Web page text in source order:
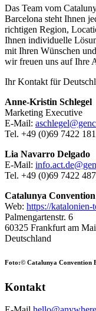
Das Team vom
Barcelona steht Ihnen
richtigen Region,
Ihnen individuelle
mit Ihren Wünschen
wir freuen uns auf Ihre
Ihr Kontakt für
Anne-Kristin Schlegel
Marketing Executive
E-Mail:
Tel. +49 (0)69 7422
Lia Navarro Delgado
E-Mail:
Tel. +49 (0)69 7422
Catalunya
Web: https://katalonien-
Palmengartenstr. 6
60325 Frankfurt am
Deutschland
Foto:© Catalunya Convention
Kontakt